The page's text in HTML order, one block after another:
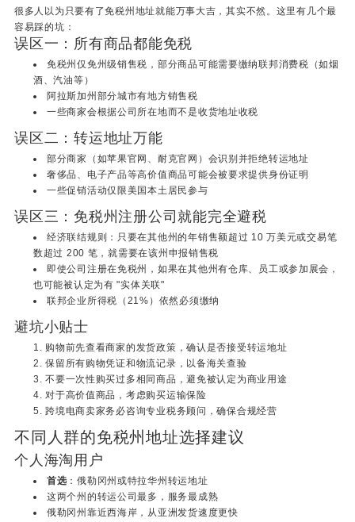
很多人以为只要有了免税州地址就能万事大吉，其实不然。这里有几个最
容易踩的坑：
误区一：所有商品都能免税
免税州仅免州级销售税，部分商品可能需要缴纳联邦消费税（如烟
酒、汽油等）
阿拉斯加州部分城市有地方销售税
一些商家会根据公司所在地而不是收货地址收税
误区二：转运地址万能
部分商家（如苹果官网、耐克官网）会识别并拒绝转运地址
奢侈品、电子产品等高价值商品可能会被要求提供身份证明
一些促销活动仅限美国本土居民参与
误区三：免税州注册公司就能完全避税
经济联结规则：只要在其他州的年销售额超过 10 万美元或交易笔
数超过 200 笔，就需要在该州申报销售税
即使公司注册在免税州，如果在其他州有仓库、员工或参加展会，
也可能被认定为有 "实体关联"
联邦企业所得税（21%）依然必须缴纳
避坑小贴士
购物前先查看商家的发货政策，确认是否接受转运地址
保留所有购物凭证和物流记录，以备海关查验
不要一次性购买过多相同商品，避免被认定为商业用途
对于高价值商品，考虑购买运输保险
跨境电商卖家务必咨询专业税务顾问，确保合规经营
不同人群的免税州地址选择建议
个人海淘用户
首选 ：俄勒冈州或特拉华州转运地址
这两个州的转运公司最多，服务最成熟
俄勒冈州靠近西海岸，从亚洲发货速度更快